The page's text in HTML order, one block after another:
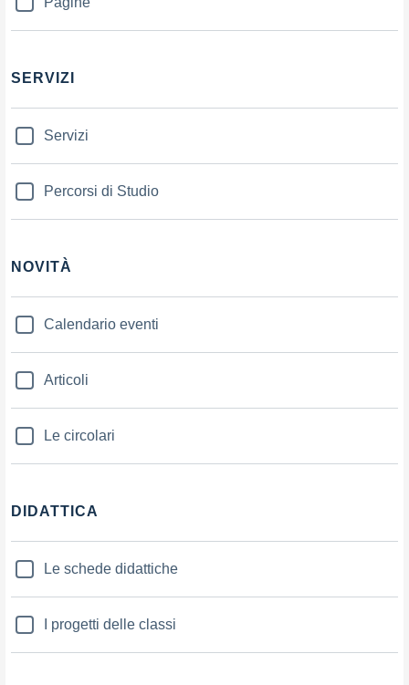
SERVIZI
Servizi
Percorsi di Studio
NOVITÀ
Calendario eventi
Articoli
Le circolari
DIDATTICA
Le schede didattiche
I progetti delle classi